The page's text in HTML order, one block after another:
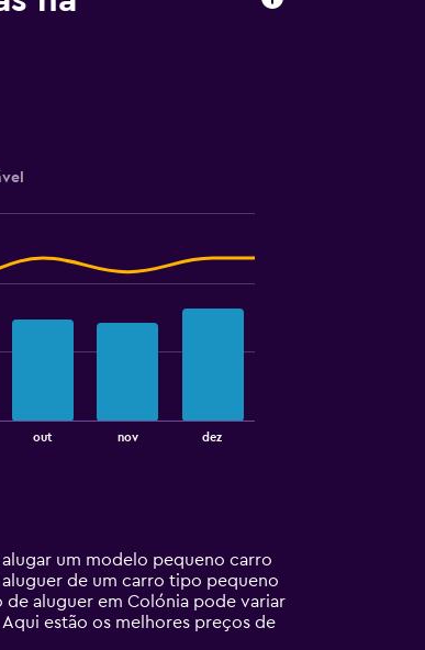
out nov dez
um modelo pequeno carro
de um carro tipo pequeno
aluguer em Colónia pode variar
estão os melhores preços de